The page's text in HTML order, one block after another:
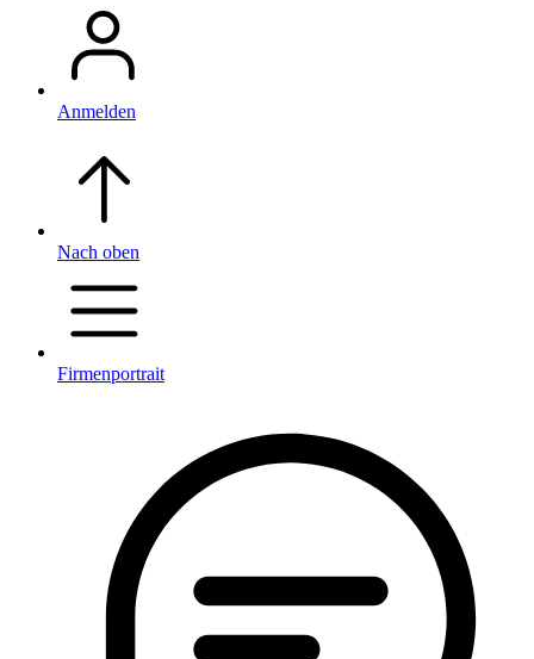
Anmelden
Nach oben
Firmenportrait